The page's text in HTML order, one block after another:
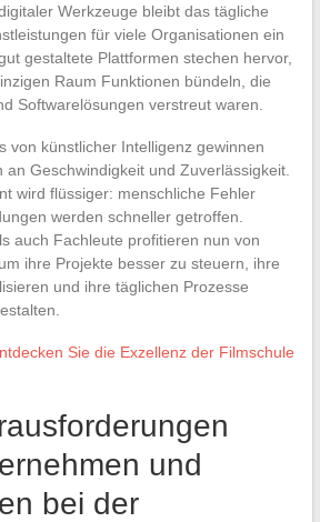
Werkzeuge bleibt das tägliche
für viele Organisationen ein
gestaltete Plattformen stechen hervor,
Raum Funktionen bündeln, die
Softwarelösungen verstreut waren.
von künstlicher Intelligenz gewinnen
Geschwindigkeit und Zuverlässigkeit.
wird flüssiger: menschliche Fehler
werden schneller getroffen.
auch Fachleute profitieren nun von
ihre Projekte besser zu steuern, ihre
und ihre täglichen Prozesse
Sie die Exzellenz der Filmschule
und
bei der